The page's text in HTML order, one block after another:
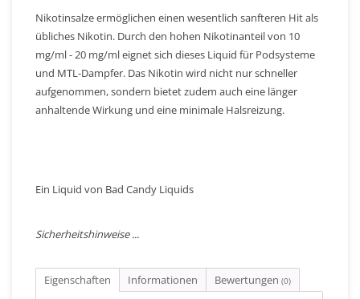
Nikotinsalze ermöglichen einen wesentlich sanfteren Hit als
übliches Nikotin. Durch den hohen Nikotinanteil von 10
mg/ml - 20 mg/ml eignet sich dieses Liquid für Podsysteme
und MTL-Dampfer. Das Nikotin wird nicht nur schneller
aufgenommen, sondern bietet zudem auch eine länger
anhaltende Wirkung und eine minimale Halsreizung.
Ein Liquid von Bad Candy Liquids
Sicherheitshinweise ...
Eigenschaften Informationen Bewertungen (0)